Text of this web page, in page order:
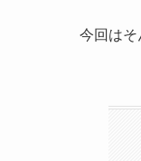
今回はそ